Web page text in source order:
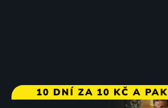
10 DNÍ ZA 10 KČ A